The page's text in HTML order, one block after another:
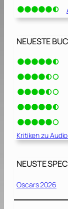
NEUESTE
Kritiken zu
NEUSTE
Oscars 2026